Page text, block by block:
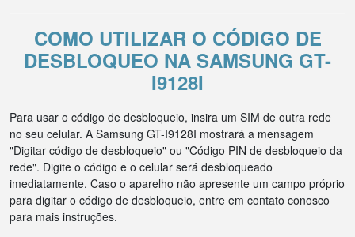
COMO UTILIZAR O CÓDIGO DE
DESBLOQUEO NA SAMSUNG GT-
I9128I
Para usar o código de desbloqueio, insira um SIM de outra rede
no seu celular. A Samsung GT-I9128I mostrará a mensagem
"Digitar código de desbloqueio" ou "Código PIN de desbloqueio da
rede". Digite o código e o celular será desbloqueado
imediatamente. Caso o aparelho não apresente um campo próprio
para digitar o código de desbloqueio, entre em contato conosco
para mais instruções.